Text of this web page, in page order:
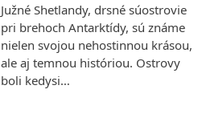
Južné Shetlandy, drsné súostrovie
pri brehoch Antarktídy, sú známe
nielen svojou nehostinnou krásou,
ale aj temnou históriou. Ostrovy
boli kedysi…